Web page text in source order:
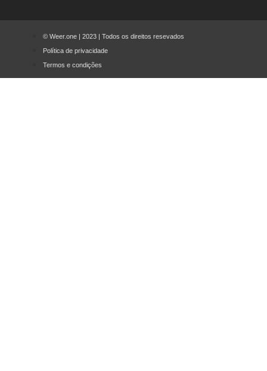
© Weer.one | 2023 | Todos os direitos resevados
Política de privacidade
Termos e condições